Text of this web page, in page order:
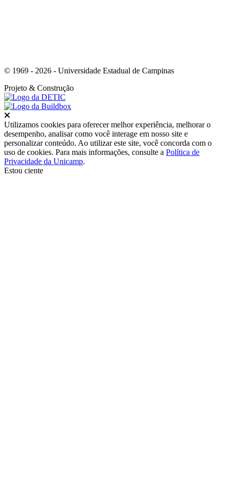
© 1969 - 2026 - Universidade Estadual de Campinas
Projeto & Construção
Utilizamos cookies para oferecer melhor experiência, melhorar o
desempenho, analisar como você interage em nosso site e
personalizar conteúdo. Ao utilizar este site, você concorda com o
uso de cookies. Para mais informações, consulte a Política de
Privacidade da Unicamp.
Estou ciente